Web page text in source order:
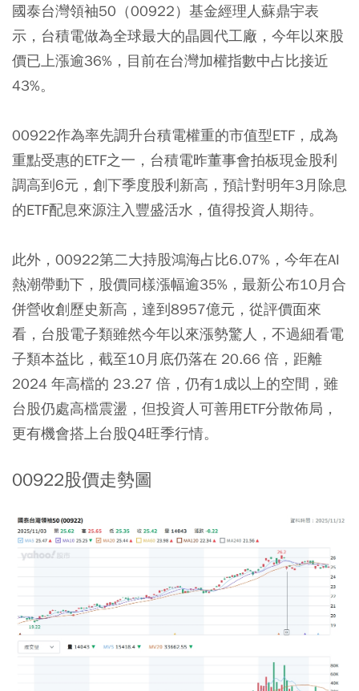
國泰台灣領袖50（00922）基金經理人蘇鼎宇表
示，台積電做為全球最大的晶圓代工廠，今年以來股
價已上漲逾36%，目前在台灣加權指數中占比接近
43%。
00922作為率先調升台積電權重的市值型ETF，成為
重點受惠的ETF之一，台積電昨董事會拍板現金股利
調高到6元，創下季度股利新高，預計對明年3月除息
的ETF配息來源注入豐盛活水，值得投資人期待。
此外，00922第二大持股鴻海占比6.07%，今年在AI
熱潮帶動下，股價同樣漲幅逾35%，最新公布10月合
併營收創歷史新高，達到8957億元，從評價面來
看，台股電子類雖然今年以來漲勢驚人，不過細看電
子類本益比，截至10月底仍落在 20.66 倍，距離
2024 年高檔的 23.27 倍，仍有1成以上的空間，雖
台股仍處高檔震盪，但投資人可善用ETF分散佈局，
更有機會搭上台股Q4旺季行情。
00922股價走勢圖